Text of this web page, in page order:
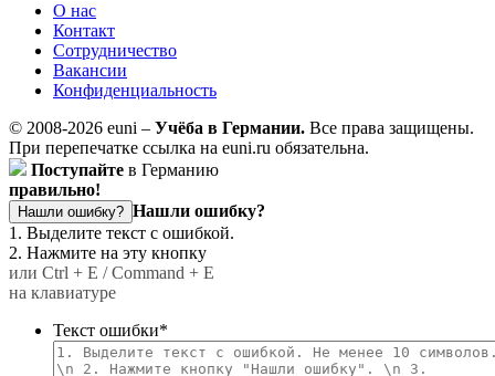
О нас
Контакт
Сотрудничество
Вакансии
Конфиденциальность
© 2008-2026 euni – Учёба в Германии. Все права защищены.
При перепечатке ссылка на euni.ru обязательна.
Поступайте в Германию
правильно!
Нашли ошибку? Нашли ошибку?
1. Выделите текст с ошибкой.
2. Нажмите на эту кнопку
или Ctrl + E / Command + E
на клавиатуре
Текст ошибки*